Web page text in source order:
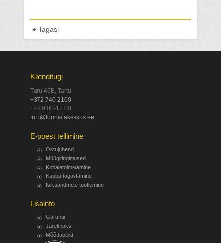
Tagasi
Klienditugi
Turu 45B, Tartu
+372 740 2100
E-R 9.00-17.00
info@tooriistakeskus.ee
E-poest tellimine
Ostujuhend
Müügitingimused
Kohaletoimetamine
Kauba tagastamine
Isikuandmete töötlemine
Lisainfo
Garantii
Järelmaks
Mõõttabelid